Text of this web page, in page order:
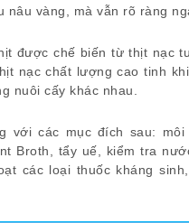
vàng, mà vẫn rõ ràng
được chế biến từ thịt nạc
nạc chất lượng cao tinh
nuôi cấy khác nhau.
với các mục đích sau:
Broth, tẩy uế, kiểm tra
các loại thuốc kháng